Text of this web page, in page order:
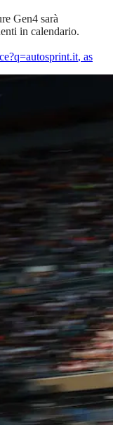
Gen4 sarà
in calendario.
, as